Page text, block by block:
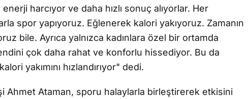
harcıyor ve daha hızlı sonuç alıyorlar. Her
spor yapıyoruz. Eğlenerek kalori yakıyoruz. Zamanın
bile. Ayrıca yalnızca kadınlara özel bir ortamda
çok daha rahat ve konforlu hissediyor. Bu da
yakımını hızlandırıyor" dedi.
Ahmet Ataman, sporu halaylarla birleştirerek etkisini